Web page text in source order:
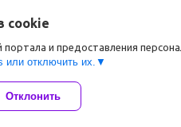
Deal.by
cookies
cookie
и предоставления
отключить их.
Отклонить